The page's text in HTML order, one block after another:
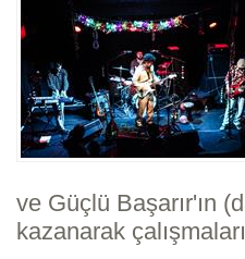
ve Güçlü Başarır'ın
kazanarak